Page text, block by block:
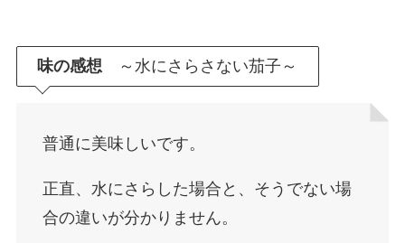
味の感想 ～水にさらさない茄子～
普通に美味しいです。
正直、水にさらした場合と、そうでない場
合の違いが分かりません。